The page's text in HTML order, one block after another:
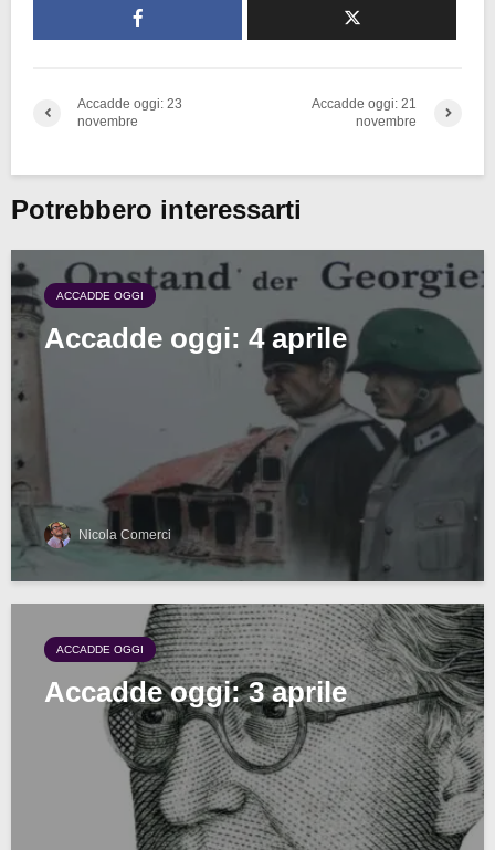
Accadde oggi: 23
novembre
Accadde oggi: 21
novembre
Potrebbero interessarti
ACCADDE OGGI
Accadde oggi: 4 aprile
Nicola Comerci
ACCADDE OGGI
Accadde oggi: 3 aprile